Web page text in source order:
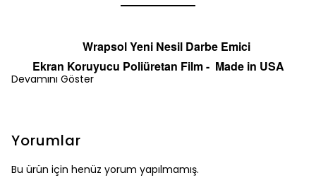
Wrapsol Yeni Nesil Darbe Emici
Ekran Koruyucu Poliüretan Film - Made in USA
Devamını Göster
Yorumlar
Bu ürün için henüz yorum yapılmamış.